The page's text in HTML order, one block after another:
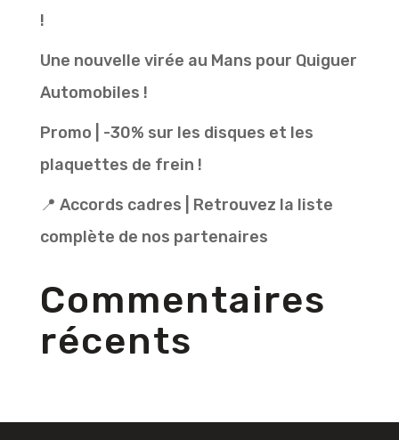
!
Une nouvelle virée au Mans pour Quiguer
Automobiles !
Promo | -30% sur les disques et les
plaquettes de frein !
📍 Accords cadres | Retrouvez la liste
complète de nos partenaires
Commentaires
récents